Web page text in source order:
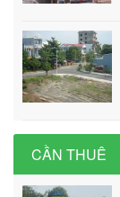
CẦN THUÊ